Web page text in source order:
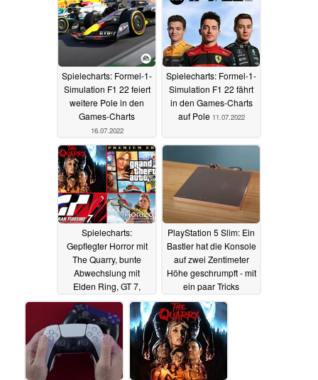
Spielecharts: Formel-1-
Simulation F1 22 feiert
weitere Pole in den
Games-Charts
16.07.2022
Spielecharts: Formel-1-
Simulation F1 22 fährt
in den Games-Charts
auf Pole 11.07.2022
Spielecharts:
Gepflegter Horror mit
The Quarry, bunte
Abwechslung mit
Elden Ring, GT 7,
Horizon und Star Wars
24.06.2022
PlayStation 5 Slim: Ein
Bastler hat die Konsole
auf zwei Zentimeter
Höhe geschrumpft - mit
ein paar Tricks
20.06.2022